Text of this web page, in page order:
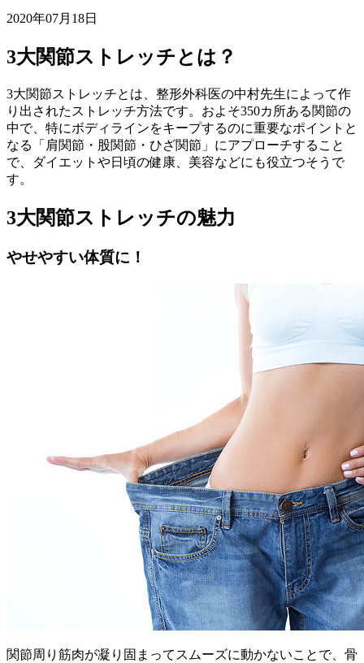
2020年07月18日
3大関節ストレッチとは？
3大関節ストレッチとは、整形外科医の中村先生によって作
り出されたストレッチ方法です。およそ350カ所ある関節の
中で、特にボディラインをキープするのに重要なポイントと
なる「肩関節・股関節・ひざ関節」にアプローチすること
で、ダイエットや日頃の健康、美容などにも役立つそうで
す。
3大関節ストレッチの魅力
やせやすい体質に！
関節周り筋肉が凝り固まってスムーズに動かないことで、骨